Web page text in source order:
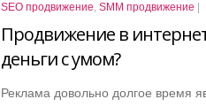
SEO продвижение,SMM продвижение
Продвижение в
деньги с умом?
Реклама довольно долгое время